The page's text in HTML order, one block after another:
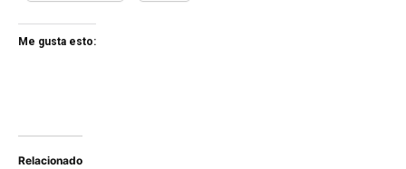
Me gusta esto:
Relacionado